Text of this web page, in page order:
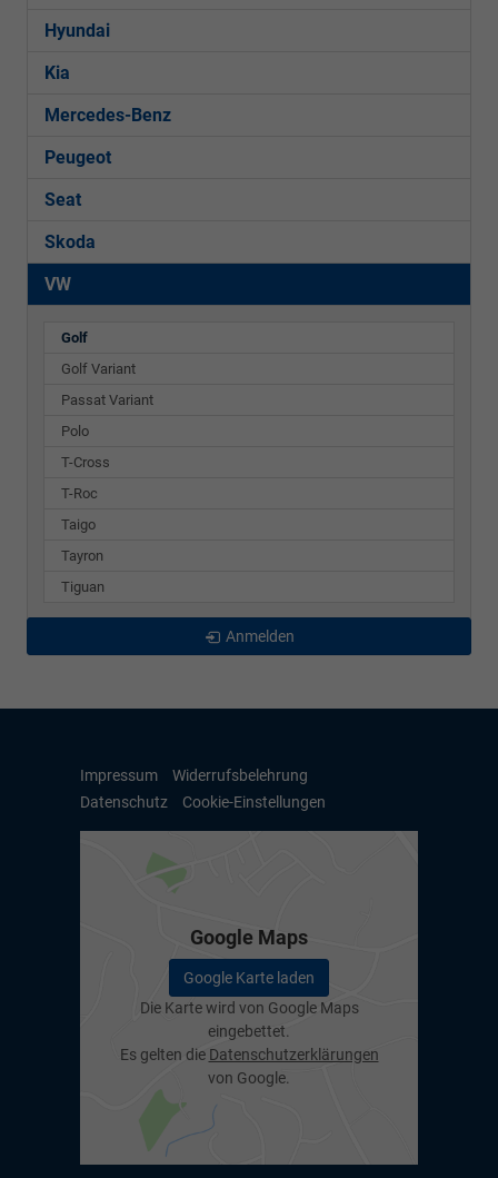
Hyundai
Kia
Mercedes-Benz
Peugeot
Seat
Skoda
VW
Golf
Golf Variant
Passat Variant
Polo
T-Cross
T-Roc
Taigo
Tayron
Tiguan
Anmelden
Impressum
Widerrufsbelehrung
Datenschutz
Cookie-Einstellungen
Google Maps
Google Karte laden
Die Karte wird von Google Maps
eingebettet.
Es gelten die Datenschutzerklärungen
von Google.